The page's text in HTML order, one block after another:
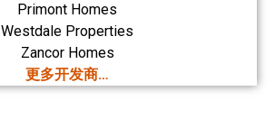
Primont Homes
Westdale Properties
Zancor Homes
更多开发商…